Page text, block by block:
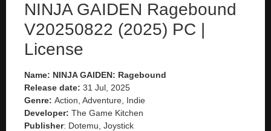
NINJA GAIDEN Ragebound
V20250822 (2025) PC |
License
Name: NINJA GAIDEN: Ragebound
Release date: 31 Jul, 2025
Genre: Action, Adventure, Indie
Developer: The Game Kitchen
Publisher: Dotemu, Joystick